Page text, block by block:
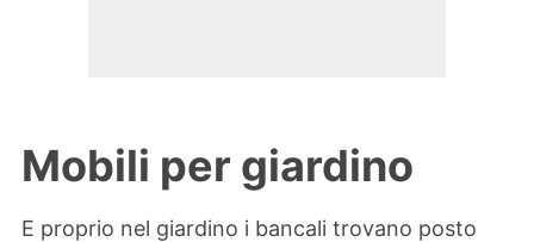
Mobili per giardino
E proprio nel giardino i bancali trovano posto